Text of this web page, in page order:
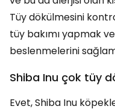
Tüy dökülmesini
tüy bakımı yapmak
beslenmelerini
Shiba Inu çok tüy
Evet, Shiba Inu